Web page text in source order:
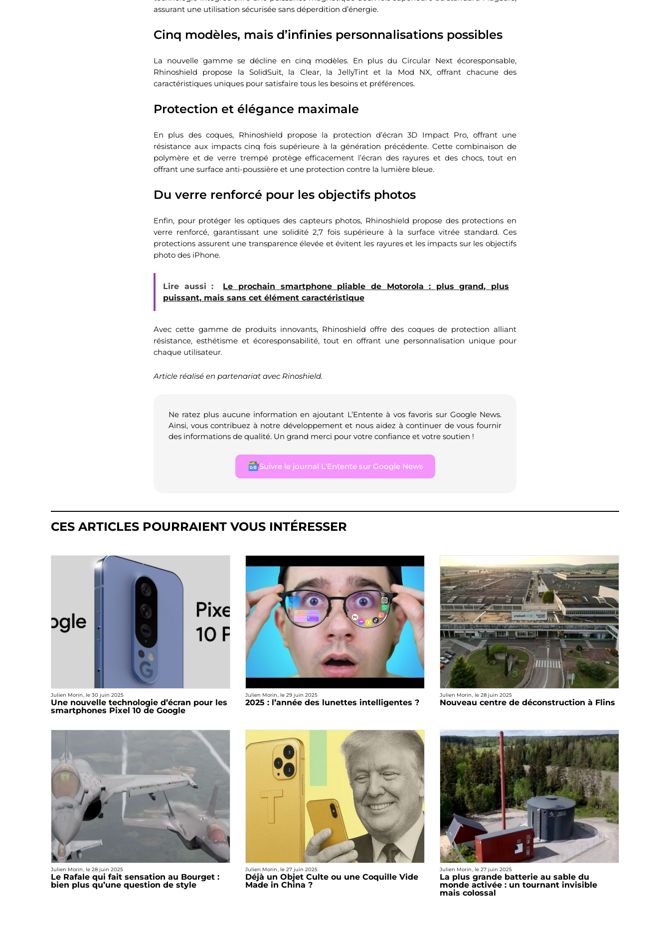
assurant une utilisation sécurisée sans déperdition d’énergie.
Cinq modèles, mais d’infinies personnalisations possibles
La nouvelle gamme se décline en cinq modèles. En plus du Circular Next écoresponsable,
Rhinoshield propose la SolidSuit, la Clear, la JellyTint et la Mod NX, offrant chacune des
caractéristiques uniques pour satisfaire tous les besoins et préférences.
Protection et élégance maximale
En plus des coques, Rhinoshield propose la protection d’écran 3D Impact Pro, offrant une
résistance aux impacts cinq fois supérieure à la génération précédente. Cette combinaison de
polymère et de verre trempé protège efficacement l’écran des rayures et des chocs, tout en
offrant une surface anti-poussière et une protection contre la lumière bleue.
Du verre renforcé pour les objectifs photos
Enfin, pour protéger les optiques des capteurs photos, Rhinoshield propose des protections en
verre renforcé, garantissant une solidité 2,7 fois supérieure à la surface vitrée standard. Ces
protections assurent une transparence élevée et évitent les rayures et les impacts sur les objectifs
photo des iPhone.
Lire aussi :
Le prochain smartphone pliable de Motorola : plus grand, plus
puissant, mais sans cet élément caractéristique
Avec cette gamme de produits innovants, Rhinoshield offre des coques de protection alliant
résistance, esthétisme et écoresponsabilité, tout en offrant une personnalisation unique pour
chaque utilisateur.
Article réalisé en partenariat avec Rinoshield.
Ne ratez plus aucune information en ajoutant L’Entente à vos favoris sur Google News.
Ainsi, vous contribuez à notre développement et nous aidez à continuer de vous fournir
des informations de qualité. Un grand merci pour votre confiance et votre soutien !
Suivre le journal L'Entente sur Google News
CES ARTICLES POURRAIENT VOUS INTÉRESSER
Julien Morin, le 30 juin 2025
Une nouvelle technologie d’écran pour les
smartphones Pixel 10 de Google
Julien Morin, le 29 juin 2025
2025 : l’année des lunettes intelligentes ?
Julien Morin, le 28 juin 2025
Nouveau centre de déconstruction à Flins
Julien Morin, le 28 juin 2025
Le Rafale qui fait sensation au Bourget :
bien plus qu’une question de style
Julien Morin, le 27 juin 2025
Déjà un Objet Culte ou une Coquille Vide
Made in China ?
Julien Morin, le 27 juin 2025
La plus grande batterie au sable du
monde activée : un tournant invisible
mais colossal